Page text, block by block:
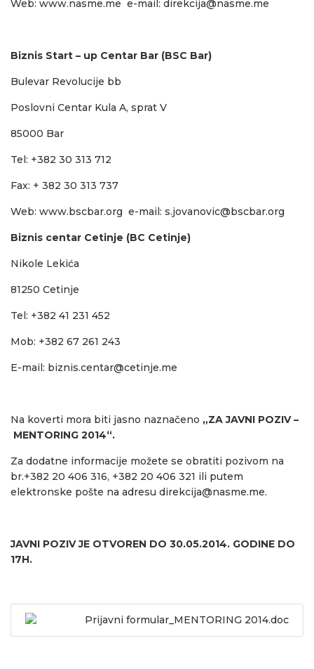
Web: www.nasme.me e-mail: direkcija@nasme.me
Biznis Start – up Centar Bar (BSC Bar)
Bulevar Revolucije bb
Poslovni Centar Kula A, sprat V
85000 Bar
Tel: +382 30 313 712
Fax: + 382 30 313 737
Web: www.bscbar.org e-mail: s.jovanovic@bscbar.org
Biznis centar Cetinje (BC Cetinje)
Nikole Lekića
81250 Cetinje
Tel: +382 41 231 452
Mob: +382 67 261 243
E-mail: biznis.centar@cetinje.me
Na koverti mora biti jasno naznačeno „ZA JAVNI POZIV –
MENTORING 2014“.
Za dodatne informacije možete se obratiti pozivom na
br.+382 20 406 316, +382 20 406 321 ili putem
elektronske pošte na adresu direkcija@nasme.me.
JAVNI POZIV JE OTVOREN DO 30.05.2014. GODINE DO
17H.
Prijavni formular_MENTORING 2014.doc